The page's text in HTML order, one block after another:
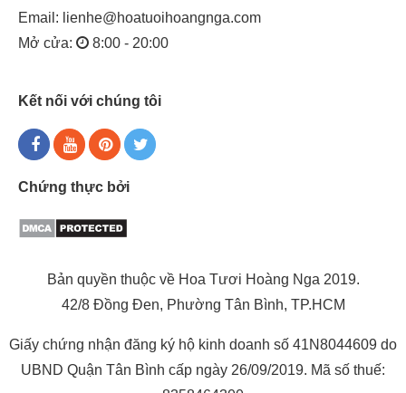
Email: lienhe@hoatuoihoangnga.com
Mở cửa:
8:00 - 20:00
Kết nối với chúng tôi
Chứng thực bởi
Bản quyền thuộc về Hoa Tươi Hoàng Nga 2019.
42/8 Đồng Đen, Phường Tân Bình, TP.HCM
Giấy chứng nhận đăng ký hộ kinh doanh số 41N8044609 do
UBND Quận Tân Bình cấp ngày 26/09/2019. Mã số thuế: